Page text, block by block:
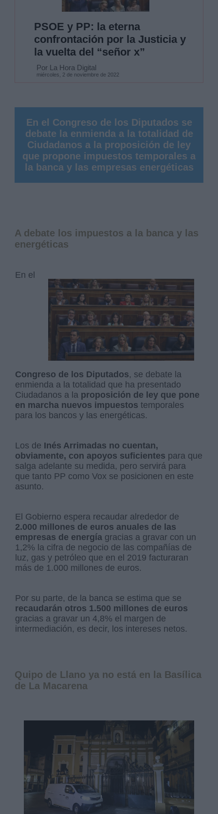
PSOE y PP: la eterna
confrontación por la Justicia y
la vuelta del “señor x”
Por La Hora Digital
miércoles, 2 de noviembre de 2022
En el Congreso de los Diputados se
debate la enmienda a la totalidad de
Ciudadanos a la proposición de ley
que propone impuestos temporales a
la banca y las empresas energéticas
A debate los impuestos a la banca y las
energéticas
En el
Congreso de los Diputados, se debate la
enmienda a la totalidad que ha presentado
Ciudadanos a la proposición de ley que pone
en marcha nuevos impuestos temporales
para los bancos y las energéticas.
Los de Inés Arrimadas no cuentan,
obviamente, con apoyos suficientes para que
salga adelante su medida, pero servirá para
que tanto PP como Vox se posicionen en este
asunto.
El Gobierno espera recaudar alrededor de
2.000 millones de euros anuales de las
empresas de energía gracias a gravar con un
1,2% la cifra de negocio de las compañías de
luz, gas y petróleo que en el 2019 facturaran
más de 1.000 millones de euros.
Por su parte, de la banca se estima que se
recaudarán otros 1.500 millones de euros
gracias a gravar un 4,8% el margen de
intermediación, es decir, los intereses netos.
Quipo de Llano ya no está en la Basílica
de La Macarena